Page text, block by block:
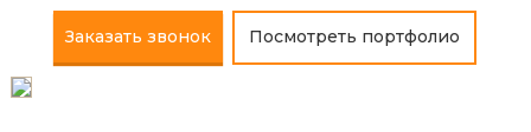
Заказать звонок Посмотреть портфолио